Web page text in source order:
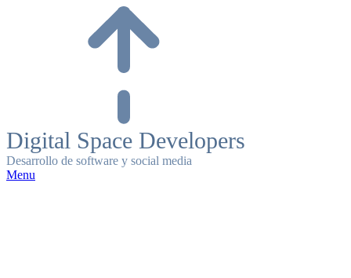
Digital Space Developers
Desarrollo de software y social media
Menu